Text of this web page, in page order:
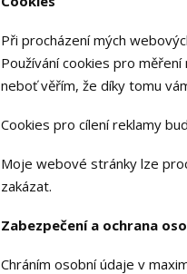
Při procházení mých
Používání cookies pro
neboť věřím, že díky tomu
Cookies pro cílení reklamy
Moje webové stránky lze
zakázat.
Zabezpečení a ochrana
Chráním osobní údaje v